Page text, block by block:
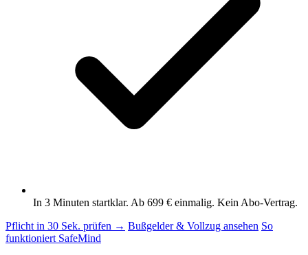
In 3 Minuten startklar. Ab 699 € einmalig. Kein Abo-Vertrag.
Pflicht in 30 Sek. prüfen → Bußgelder & Vollzug ansehen So
funktioniert SafeMind